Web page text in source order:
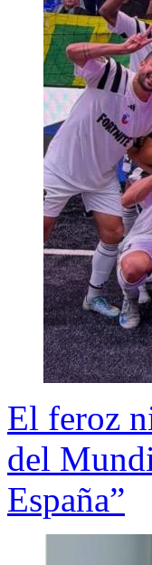
El feroz
del
España”